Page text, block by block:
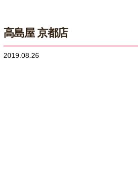
高島屋 京都店
2019.08.26